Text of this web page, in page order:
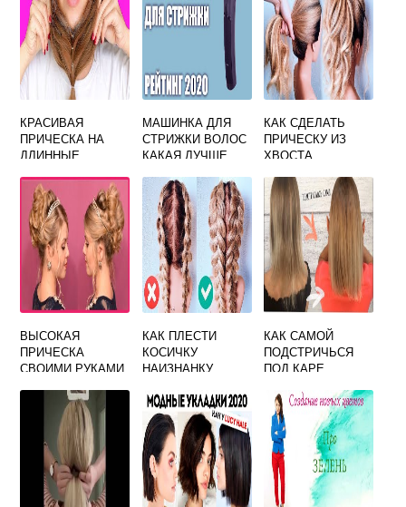
КРАСИВАЯ
ПРИЧЕСКА НА
ДЛИННЫЕ
РУКАМИ ЗА 5
МИНУТ
МАШИНКА ДЛЯ
СТРИЖКИ ВОЛОС
КАКАЯ ЛУЧШЕ
ДОМАШНИХ
УСЛОВИЯХ
КАК СДЕЛАТЬ
ПРИЧЕСКУ ИЗ
ХВОСТА
ВЫСОКАЯ
ПРИЧЕСКА
СВОИМИ РУКАМИ
КАК ПЛЕСТИ
КОСИЧКУ
НАИЗНАНКУ
КАК САМОЙ
ПОДСТРИЧЬСЯ
ПОД КАРЕ